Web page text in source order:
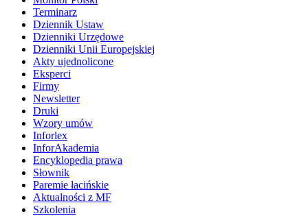
Terminarz
Dziennik Ustaw
Dzienniki Urzędowe
Dzienniki Unii Europejskiej
Akty ujednolicone
Eksperci
Firmy
Newsletter
Druki
Wzory umów
Inforlex
InforAkademia
Encyklopedia prawa
Słownik
Paremie łacińskie
Aktualności z MF
Szkolenia